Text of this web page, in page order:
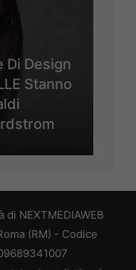
Di Design
Stanno
NEXTMEDIAWEB
(RM) - Codice